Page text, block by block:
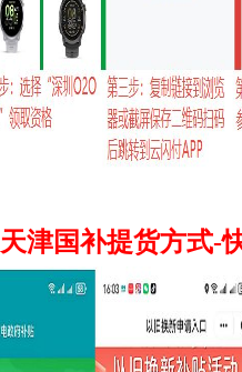
天津国补提货方式-